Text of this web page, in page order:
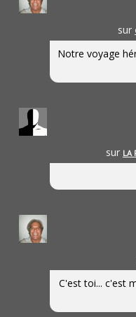
sur
Notre voyage
sur LA
C'est toi... c'est